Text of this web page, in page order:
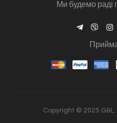
Ми будемо раді
Copyright © 2025